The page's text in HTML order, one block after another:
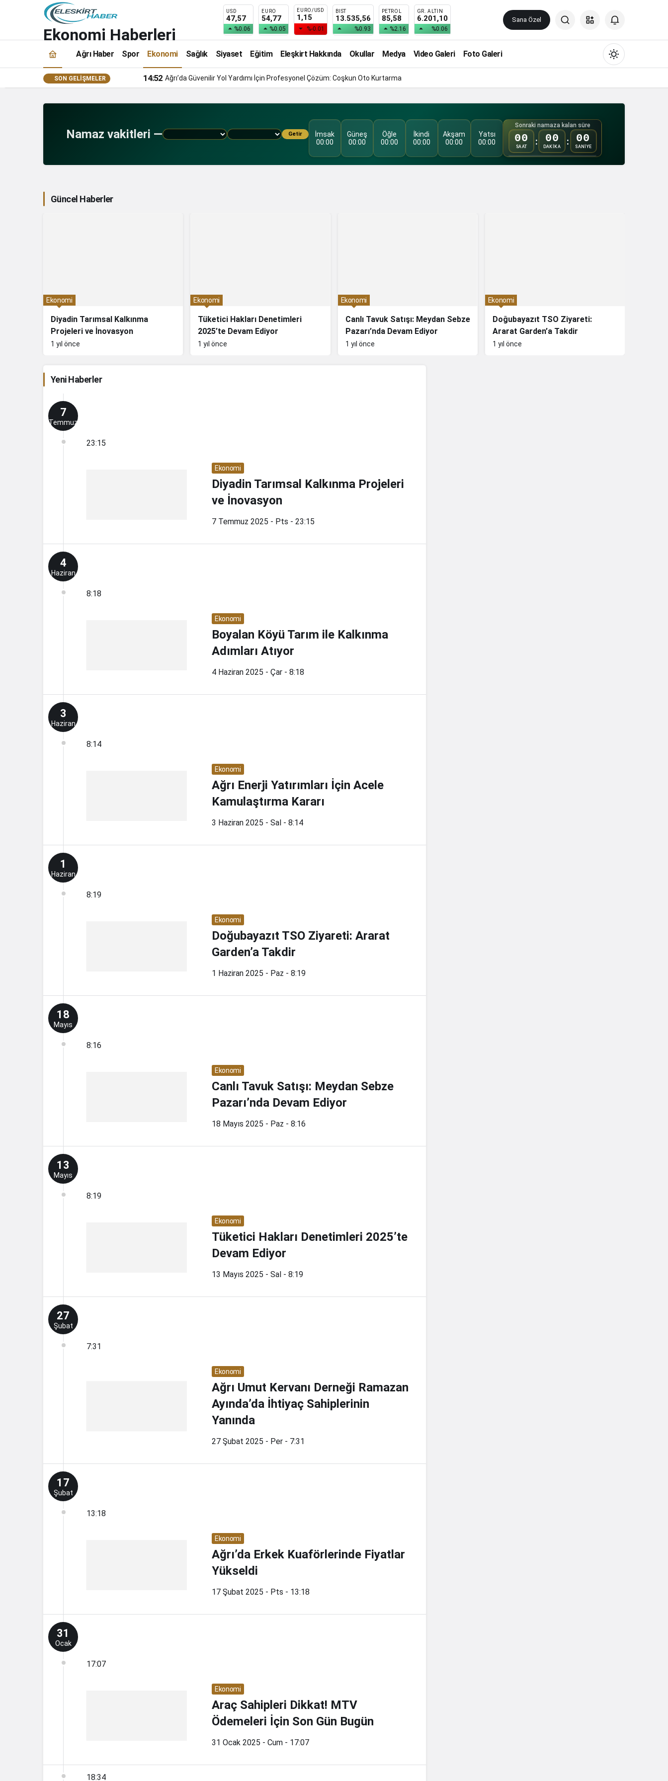
Ekonomi Haberleri
USD
47,57
%0.06
EURO
54,77
%0.05
EURO/USD
1,15
%-0.01
BIST
13.535,56
%0.93
PETROL
85,58
%2.16
GR. ALTIN
6.201,10
%0.06
Sana Özel
Ağrı Haber Spor Ekonomi Sağlık Siyaset Eğitim Eleşkirt Hakkında Okullar Medya Video Galeri Foto Galeri
Gündüz Modu
Gündüz modunu seçin.
SON GELIŞMELER 14:52 Ağrı’da Güvenilir Yol Yardımı İçin Profesyonel Çözüm: Coşkun Oto Kurtarma
Namaz vakitleri — Getir
İmsak
00:00
Güneş
00:00
Öğle
00:00
İkindi
00:00
Akşam
00:00
Yatsı
00:00
Sonraki namaza kalan süre
00
SAAT : 00
DAKİKA : 00
SANİYE
Güncel Haberler
Ekonomi
Diyadin Tarımsal Kalkınma
Projeleri ve İnovasyon
1 yıl önce
Ekonomi
Tüketici Hakları Denetimleri
2025’te Devam Ediyor
1 yıl önce
Ekonomi
Canlı Tavuk Satışı: Meydan Sebze
Pazarı’nda Devam Ediyor
1 yıl önce
Ekonomi
Doğubayazıt TSO Ziyareti:
Ararat Garden’a Takdir
1 yıl önce
Yeni Haberler
7
Temmuz
23:15
Ekonomi
Diyadin Tarımsal Kalkınma Projeleri
ve İnovasyon
7 Temmuz 2025 - Pts - 23:15
4
Haziran
8:18
Ekonomi
Boyalan Köyü Tarım ile Kalkınma
Adımları Atıyor
4 Haziran 2025 - Çar - 8:18
3
Haziran
8:14
Ekonomi
Ağrı Enerji Yatırımları İçin Acele
Kamulaştırma Kararı
3 Haziran 2025 - Sal - 8:14
1
Haziran
8:19
Ekonomi
Doğubayazıt TSO Ziyareti: Ararat
Garden’a Takdir
1 Haziran 2025 - Paz - 8:19
18
Mayıs
8:16
Ekonomi
Canlı Tavuk Satışı: Meydan Sebze
Pazarı’nda Devam Ediyor
18 Mayıs 2025 - Paz - 8:16
13
Mayıs
8:19
Ekonomi
Tüketici Hakları Denetimleri 2025’te
Devam Ediyor
13 Mayıs 2025 - Sal - 8:19
27
Şubat
7:31
Ekonomi
Ağrı Umut Kervanı Derneği Ramazan
Ayında’da İhtiyaç Sahiplerinin
Yanında
27 Şubat 2025 - Per - 7:31
17
Şubat
13:18
Ekonomi
Ağrı’da Erkek Kuaförlerinde Fiyatlar
Yükseldi
17 Şubat 2025 - Pts - 13:18
31
Ocak
17:07
Ekonomi
Araç Sahipleri Dikkat! MTV
Ödemeleri İçin Son Gün Bugün
31 Ocak 2025 - Cum - 17:07
18:34